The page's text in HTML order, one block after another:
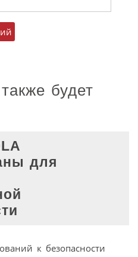
будет
для
к безопасности